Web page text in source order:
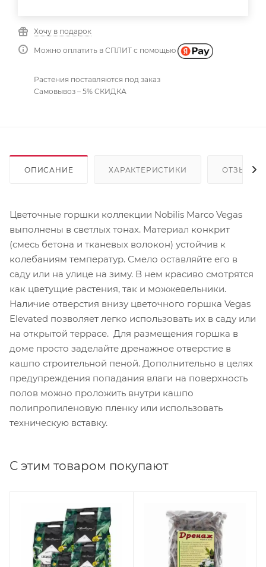
Хочу в подарок
Можно оплатить в СПЛИТ с помощью
Растения поставляются под заказ
Самовывоз – 5% СКИДКА
ОПИСАНИЕ ХАРАКТЕРИСТИКИ ОТЗЫВЫ
Цветочные горшки коллекции Nobilis Marco Vegas
выполнены в светлых тонах. Материал конкрит
(смесь бетона и тканевых волокон) устойчив к
колебаниям температур. Смело оставляйте его в
саду или на улице на зиму. В нем красиво смотрятся
как цветущие растения, так и можжевельники.
Наличие отверстия внизу цветочного горшка Vegas
Elevated позволяет легко использовать их в саду или
на открытой террасе. Для размещения горшка в
доме просто заделайте дренажное отверстие в
кашпо строительной пеной. Дополнительно в целях
предупреждения попадания влаги на поверхность
полов можно проложить внутри кашпо
полипропиленовую пленку или использовать
техническую вставку.
С этим товаром покупают